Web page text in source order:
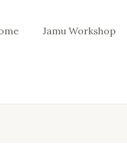
Jamu Workshop